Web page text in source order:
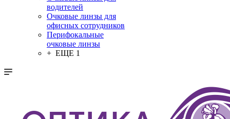
водителей
Очковые линзы для
офисных сотрудников
Перифокальные
очковые линзы
+ ЕЩЕ 1